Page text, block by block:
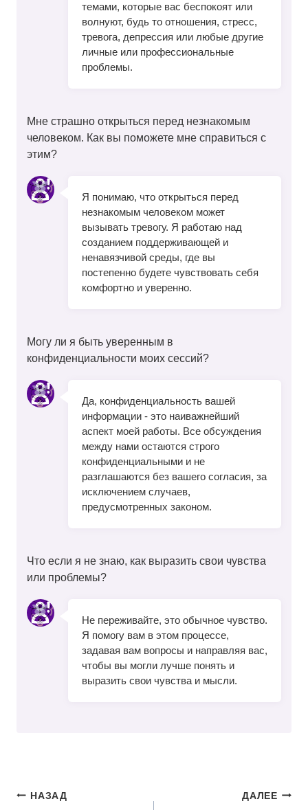
темами, которые вас беспокоят или
волнуют, будь то отношения, стресс,
тревога, депрессия или любые другие
личные или профессиональные
проблемы.
Мне страшно открыться перед незнакомым
человеком. Как вы поможете мне справиться с
этим?
Я понимаю, что открыться перед
незнакомым человеком может
вызывать тревогу. Я работаю над
созданием поддерживающей и
ненавязчивой среды, где вы
постепенно будете чувствовать себя
комфортно и уверенно.
Могу ли я быть уверенным в
конфиденциальности моих сессий?
Да, конфиденциальность вашей
информации - это наиважнейший
аспект моей работы. Все обсуждения
между нами остаются строго
конфиденциальными и не
разглашаются без вашего согласия, за
исключением случаев,
предусмотренных законом.
Что если я не знаю, как выразить свои чувства
или проблемы?
Не переживайте, это обычное чувство.
Я помогу вам в этом процессе,
задавая вам вопросы и направляя вас,
чтобы вы могли лучше понять и
выразить свои чувства и мысли.
Навигация
НАЗАД ДАЛЕЕ